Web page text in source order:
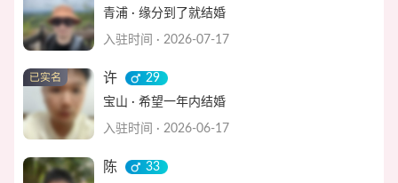
青浦 · 缘分到了就结婚
入驻时间 · 2026-07-17
许
29
宝山 · 希望一年内结婚
入驻时间 · 2026-06-17
陈
33